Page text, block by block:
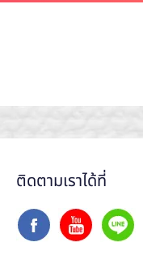
ติดตามเราได้ที่